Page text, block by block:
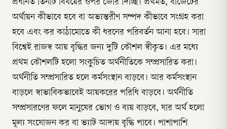
প্রধানত তিনটি বিষয়ের ওপর জোর দিচ্ছি। প্রথমত, বাজেটের
অর্থায়ন কীভাবে হবে বা অভ্যন্তরীণ সম্পদ কীভাবে সংগ্রহ করা
হবে এবং কর কাঠামোতে কী ধরনের পরিবর্তন আনা হবে। সারা
বিশ্বেই রাজস্ব আয় বৃদ্ধির জন্য দুটি কৌশল স্বীকৃত। এর মধ্যে
প্রথম কৌশলটি হলো সংকুচিত অর্থনীতিকে সম্প্রসারিত করা।
অর্থনীতি সম্প্রসারিত হলে কর্মসংস্থান বাড়বে। আর কর্মসংস্থান
বাড়লে স্বাভাবিকভাবেই আয়করের পরিধি বাড়বে। অর্থনীতি
সম্প্রসারণের ফলে মানুষের ভোগ ও ব্যয় বাড়বে, যার অর্থ হলো
মূল্য সংযোজন কর বা ভ্যাট আদায় বৃদ্ধি পাবে। পাশাপাশি